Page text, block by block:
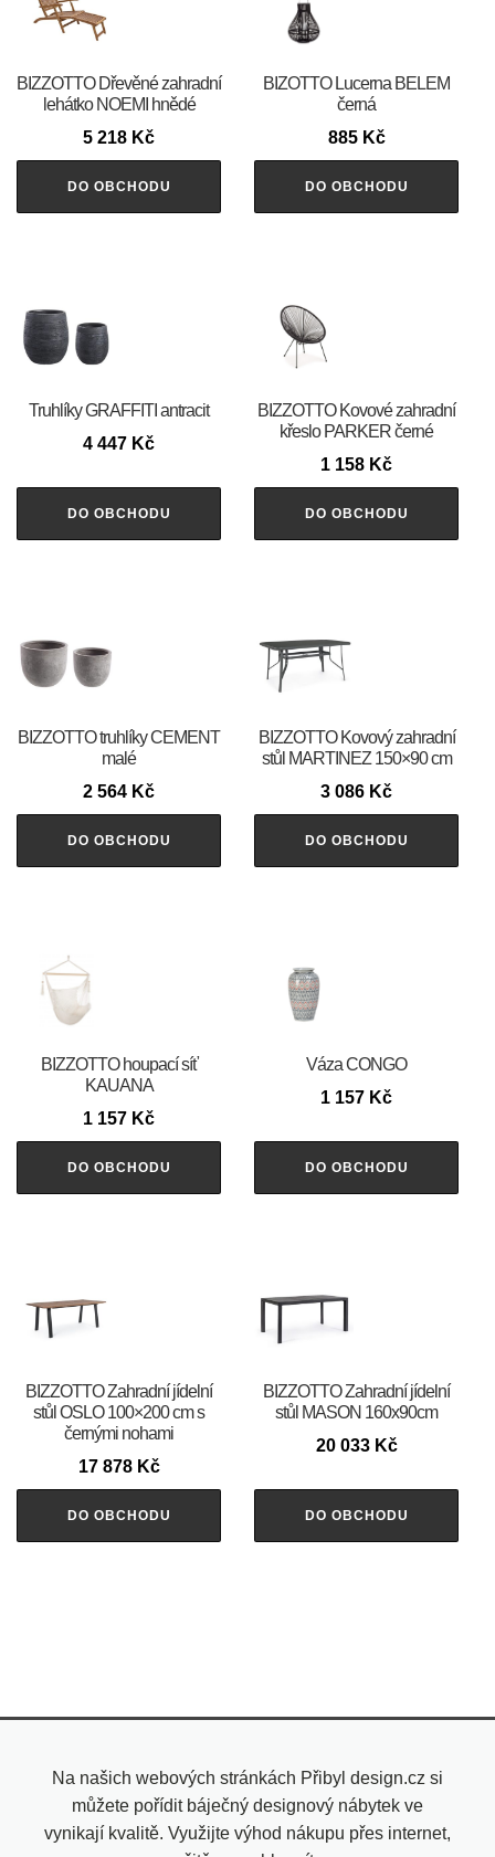
BIZZOTTO Dřevěné zahradní
lehátko NOEMI hnědé
5 218 Kč
DO OBCHODU
BIZOTTO Lucerna BELEM
černá
885 Kč
DO OBCHODU
Truhlíky GRAFFITI antracit
4 447 Kč
DO OBCHODU
BIZZOTTO Kovové zahradní
křeslo PARKER černé
1 158 Kč
DO OBCHODU
BIZZOTTO truhlíky CEMENT
malé
2 564 Kč
DO OBCHODU
BIZZOTTO Kovový zahradní
stůl MARTINEZ 150×90 cm
3 086 Kč
DO OBCHODU
BIZZOTTO houpací síť
KAUANA
1 157 Kč
DO OBCHODU
Váza CONGO
1 157 Kč
DO OBCHODU
BIZZOTTO Zahradní jídelní
stůl OSLO 100×200 cm s
černými nohami
17 878 Kč
DO OBCHODU
BIZZOTTO Zahradní jídelní
stůl MASON 160x90cm
20 033 Kč
DO OBCHODU
Na našich webových stránkách Přibyl design.cz si
můžete pořídit báječný designový nábytek ve
vynikají kvalitě. Využijte výhod nákupu přes internet,